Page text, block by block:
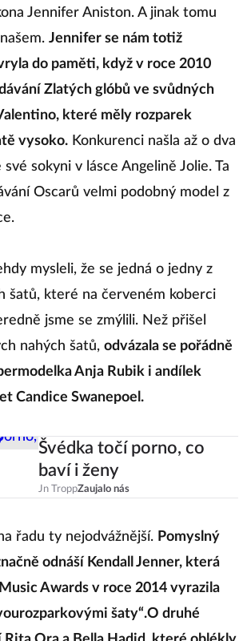
Jennifer Aniston. A jinak tomu
Jennifer se nám totiž
do paměti, když v roce 2010
Zlatých glóbů ve svůdných
které měly rozparek
vysoko. Konkurenci našla až o dva
sokyni v lásce Angelině Jolie. Ta
Oscarů velmi podobný model z
mysleli, že se jedná o jedny z
šatů, které na červeném koberci
jsme se zmýlili. Než přišel
nahých šatů, odvázala se pořádně
Anja Rubik i andílek
Candice Swanepoel.
Švédka točí porno, co
baví i ženy
Jn TroppZaujalo nás
řadu ty nejodvážnější. Pomyslný
odnáší Kendall Jenner, která
Awards v roce 2014 vyrazila
šaty“.O druhé